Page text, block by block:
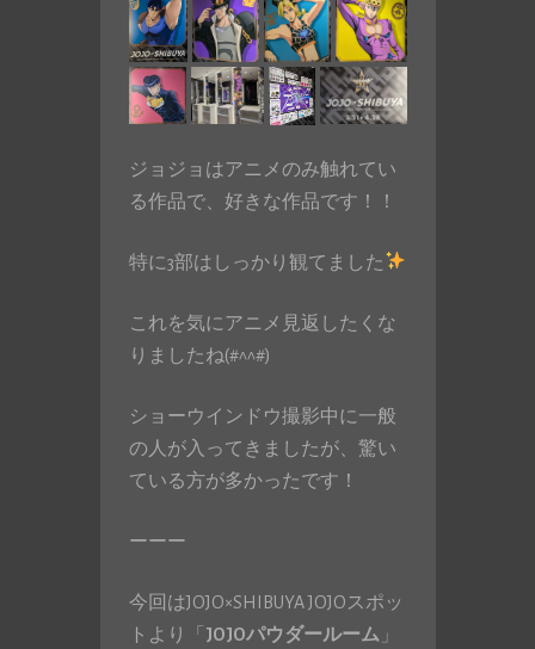
ジョジョはアニメのみ触れてい
る作品で、好きな作品です！！
特に3部はしっかり観てました
これを気にアニメ見返したくな
りましたね(#^^#)
ショーウインドウ撮影中に一般
の人が入ってきましたが、驚い
ている方が多かったです！
ーーー
今回はJOJO×SHIBUYA JOJOスポッ
トより「 JOJOパウダールーム 」